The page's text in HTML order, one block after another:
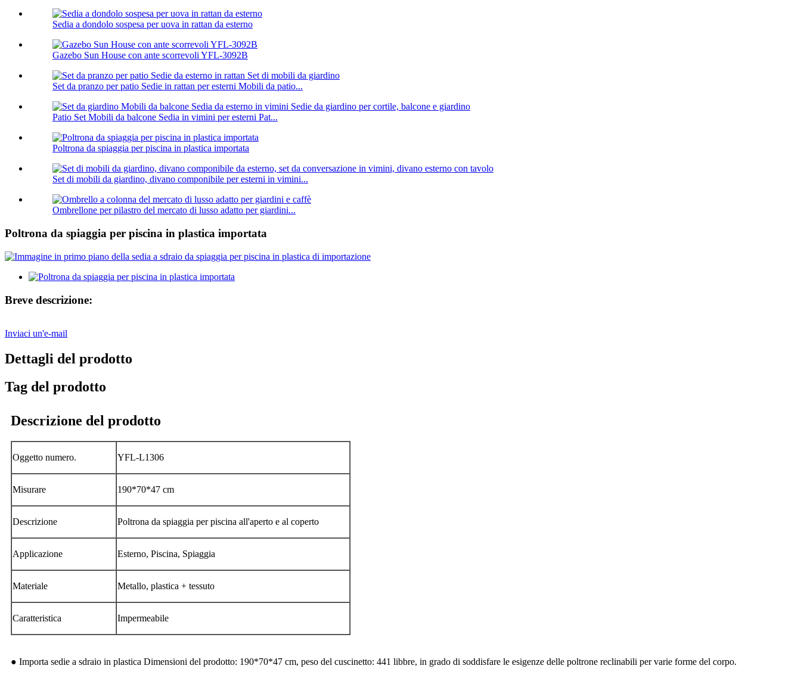
Sedia a dondolo sospesa per uova in rattan da esterno
Gazebo Sun House con ante scorrevoli YFL-3092B
Set da pranzo per patio Sedie in rattan per esterni Mobili da patio...
Patio Set Mobili da balcone Sedia in vimini per esterni Pat...
Poltrona da spiaggia per piscina in plastica importata
Set di mobili da giardino, divano componibile per esterni in vimini...
Ombrellone per pilastro del mercato di lusso adatto per giardini...
Poltrona da spiaggia per piscina in plastica importata
Breve descrizione:
Inviaci un'e-mail
Dettagli del prodotto
Tag del prodotto
Descrizione del prodotto
Oggetto numero. YFL-L1306
Misurare 190*70*47 cm
Descrizione Poltrona da spiaggia per piscina all'aperto e al coperto
Applicazione Esterno, Piscina, Spiaggia
Materiale Metallo, plastica + tessuto
Caratteristica Impermeabile
● Importa sedie a sdraio in plastica Dimensioni del prodotto: 190*70*47 cm, peso del cuscinetto: 441 libbre, in grado di soddisfare le esigenze delle poltrone reclinabili per varie forme del corpo.